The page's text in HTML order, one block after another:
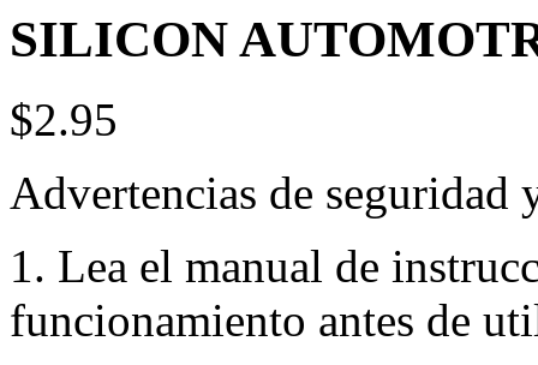
SILICON
$2.95
Advertencias de seguridad
1. Lea el manual de
funcionamiento antes de